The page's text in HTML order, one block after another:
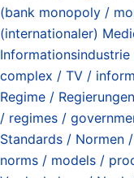
(bank monopoly /
(internationaler)
complex / TV /
Regime /
/ regimes /
Standards / Normen
norms / models /